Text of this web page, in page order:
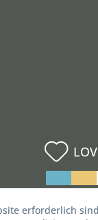
erforderlich